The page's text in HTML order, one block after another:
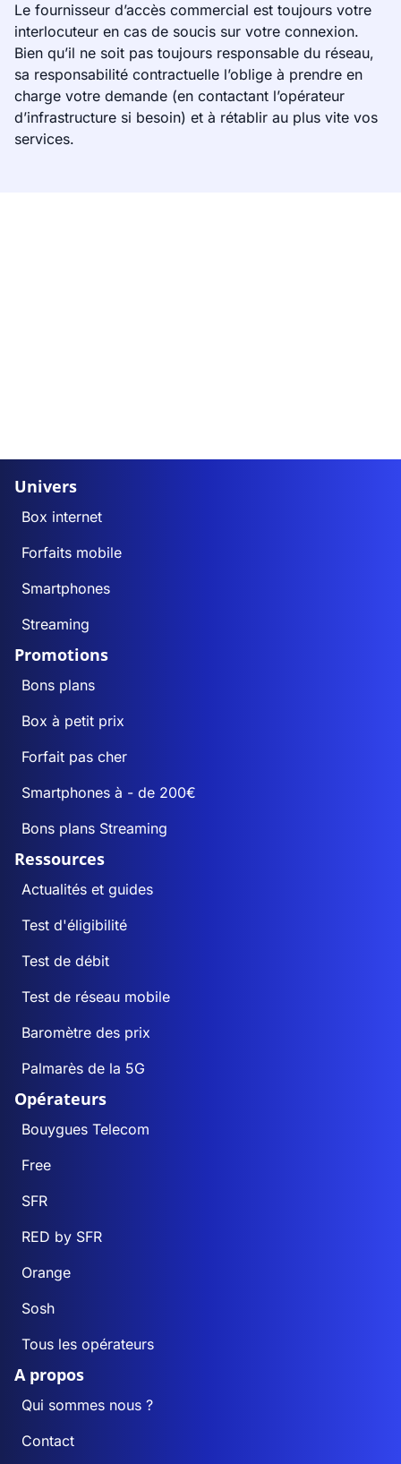
Le fournisseur d’accès commercial est toujours votre
interlocuteur en cas de soucis sur votre connexion.
Bien qu’il ne soit pas toujours responsable du réseau,
sa responsabilité contractuelle l’oblige à prendre en
charge votre demande (en contactant l’opérateur
d’infrastructure si besoin) et à rétablir au plus vite vos
services.
Univers
Box internet
Forfaits mobile
Smartphones
Streaming
Promotions
Bons plans
Box à petit prix
Forfait pas cher
Smartphones à - de 200€
Bons plans Streaming
Ressources
Actualités et guides
Test d'éligibilité
Test de débit
Test de réseau mobile
Baromètre des prix
Palmarès de la 5G
Opérateurs
Bouygues Telecom
Free
SFR
RED by SFR
Orange
Sosh
Tous les opérateurs
A propos
Qui sommes nous ?
Contact